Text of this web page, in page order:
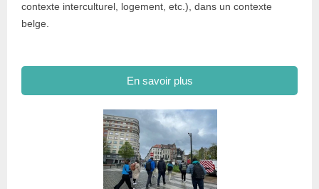
contexte interculturel, logement, etc.), dans un contexte
belge.
En savoir plus